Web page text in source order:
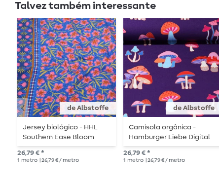
Talvez também interessante
de Albstoffe
Jersey biológico - HHL
Southern Ease Bloom
Drift Azul Real
26,79 € *
1 metro | 26,79 € / metro
de Albstoffe
Camisola orgânica -
Hamburger Liebe Digital
Print Hand On Heart
Dream Purple
26,79 € *
1 metro | 26,79 € / metro